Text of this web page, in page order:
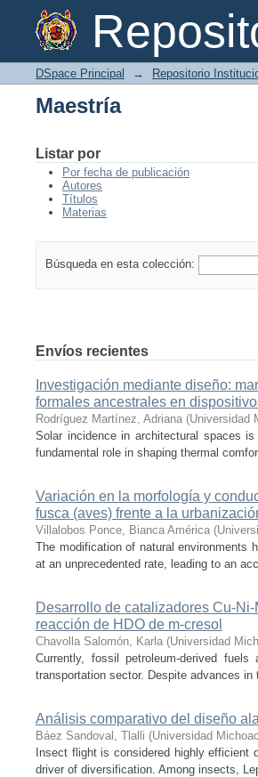
Maestría
DSpace Principal → Repositorio
Maestría
Listar por
Por fecha de publicación
Autores
Títulos
Materias
Búsqueda en esta colección:
Envíos recientes
Investigación mediante diseño:
formales ancestrales en
Rodríguez Martínez, Adriana (Universidad
Solar incidence in architectural spaces
fundamental role in shaping thermal
Variación en la morfología y
fusca (aves) frente a la
Villalobos Ponce, Bianca América (
The modification of natural environments
at an unprecedented rate, leading to an
Desarrollo de catalizadores Cu-
reacción de HDO de m-cresol
Chavolla Salomón, Karla (Universidad
Currently, fossil petroleum-derived
transportation sector. Despite advances
Análisis comparativo del diseño
Báez Sandoval, Tlalli (Universidad
Insect flight is considered highly
driver of diversification. Among insects,